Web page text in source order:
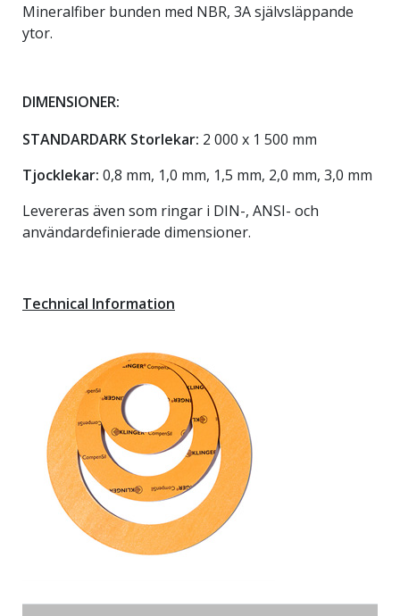
Mineralfiber bunden med NBR, 3A självsläppande
ytor.
DIMENSIONER:
STANDARDARK Storlekar: 2 000 x 1 500 mm
Tjocklekar: 0,8 mm, 1,0 mm, 1,5 mm, 2,0 mm, 3,0 mm
Levereras även som ringar i DIN-, ANSI- och
användardefinierade dimensioner.
Technical Information